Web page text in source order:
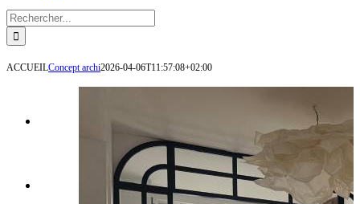
Rechercher
ACCUEILConcept archi2026-04-06T11:57:08+02:00